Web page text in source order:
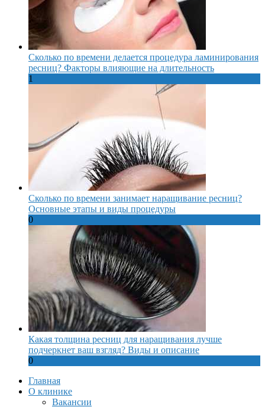
Сколько по времени делается процедура ламинирования
ресниц? Факторы влияющие на длительность
1
Сколько по времени занимает наращивание ресниц?
Основные этапы и виды процедуры
0
Какая толщина ресниц для наращивания лучше
подчеркнет ваш взгляд? Виды и описание
0
Главная
О клинике
Вакансии